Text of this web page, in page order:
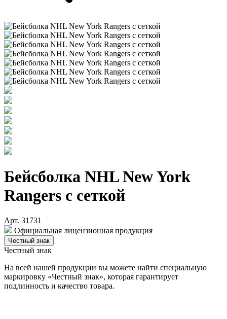
Бейсболка NHL New York
Rangers с сеткой
Арт. 31731
Официальная лицензионная продукция
Честный знак
Честный знак
На всей нашей продукции вы можете найти специальную
маркировку «Честный знак», которая гарантирует
подлинность и качество товара.